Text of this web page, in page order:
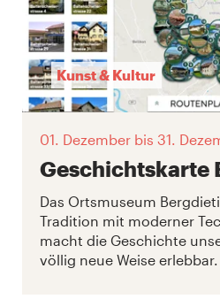
Kunst & Kultur
01. Dezember bis 31.
Geschichtskarte
Das Ortsmuseum
Tradition mit moderner
macht die Geschichte
völlig neue Weise erlebbar.